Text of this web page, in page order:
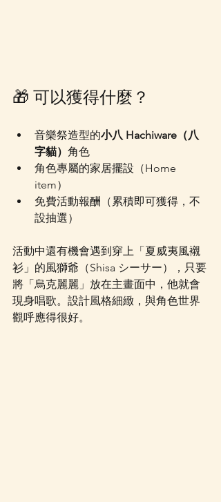
🎁 可以獲得什麼？
音樂祭造型的小八 Hachiware（八
字貓） 角色
角色專屬的家居擺設（Home
item）
免費活動報酬（累積即可獲得，不
設抽選）
活動中還有機會遇到穿上「夏威夷風襯
衫」的風獅爺（Shisa シーサー），只要
將「烏克麗麗」放在主畫面中，他就會
現身唱歌。設計風格細緻，與角色世界
觀呼應得很好。